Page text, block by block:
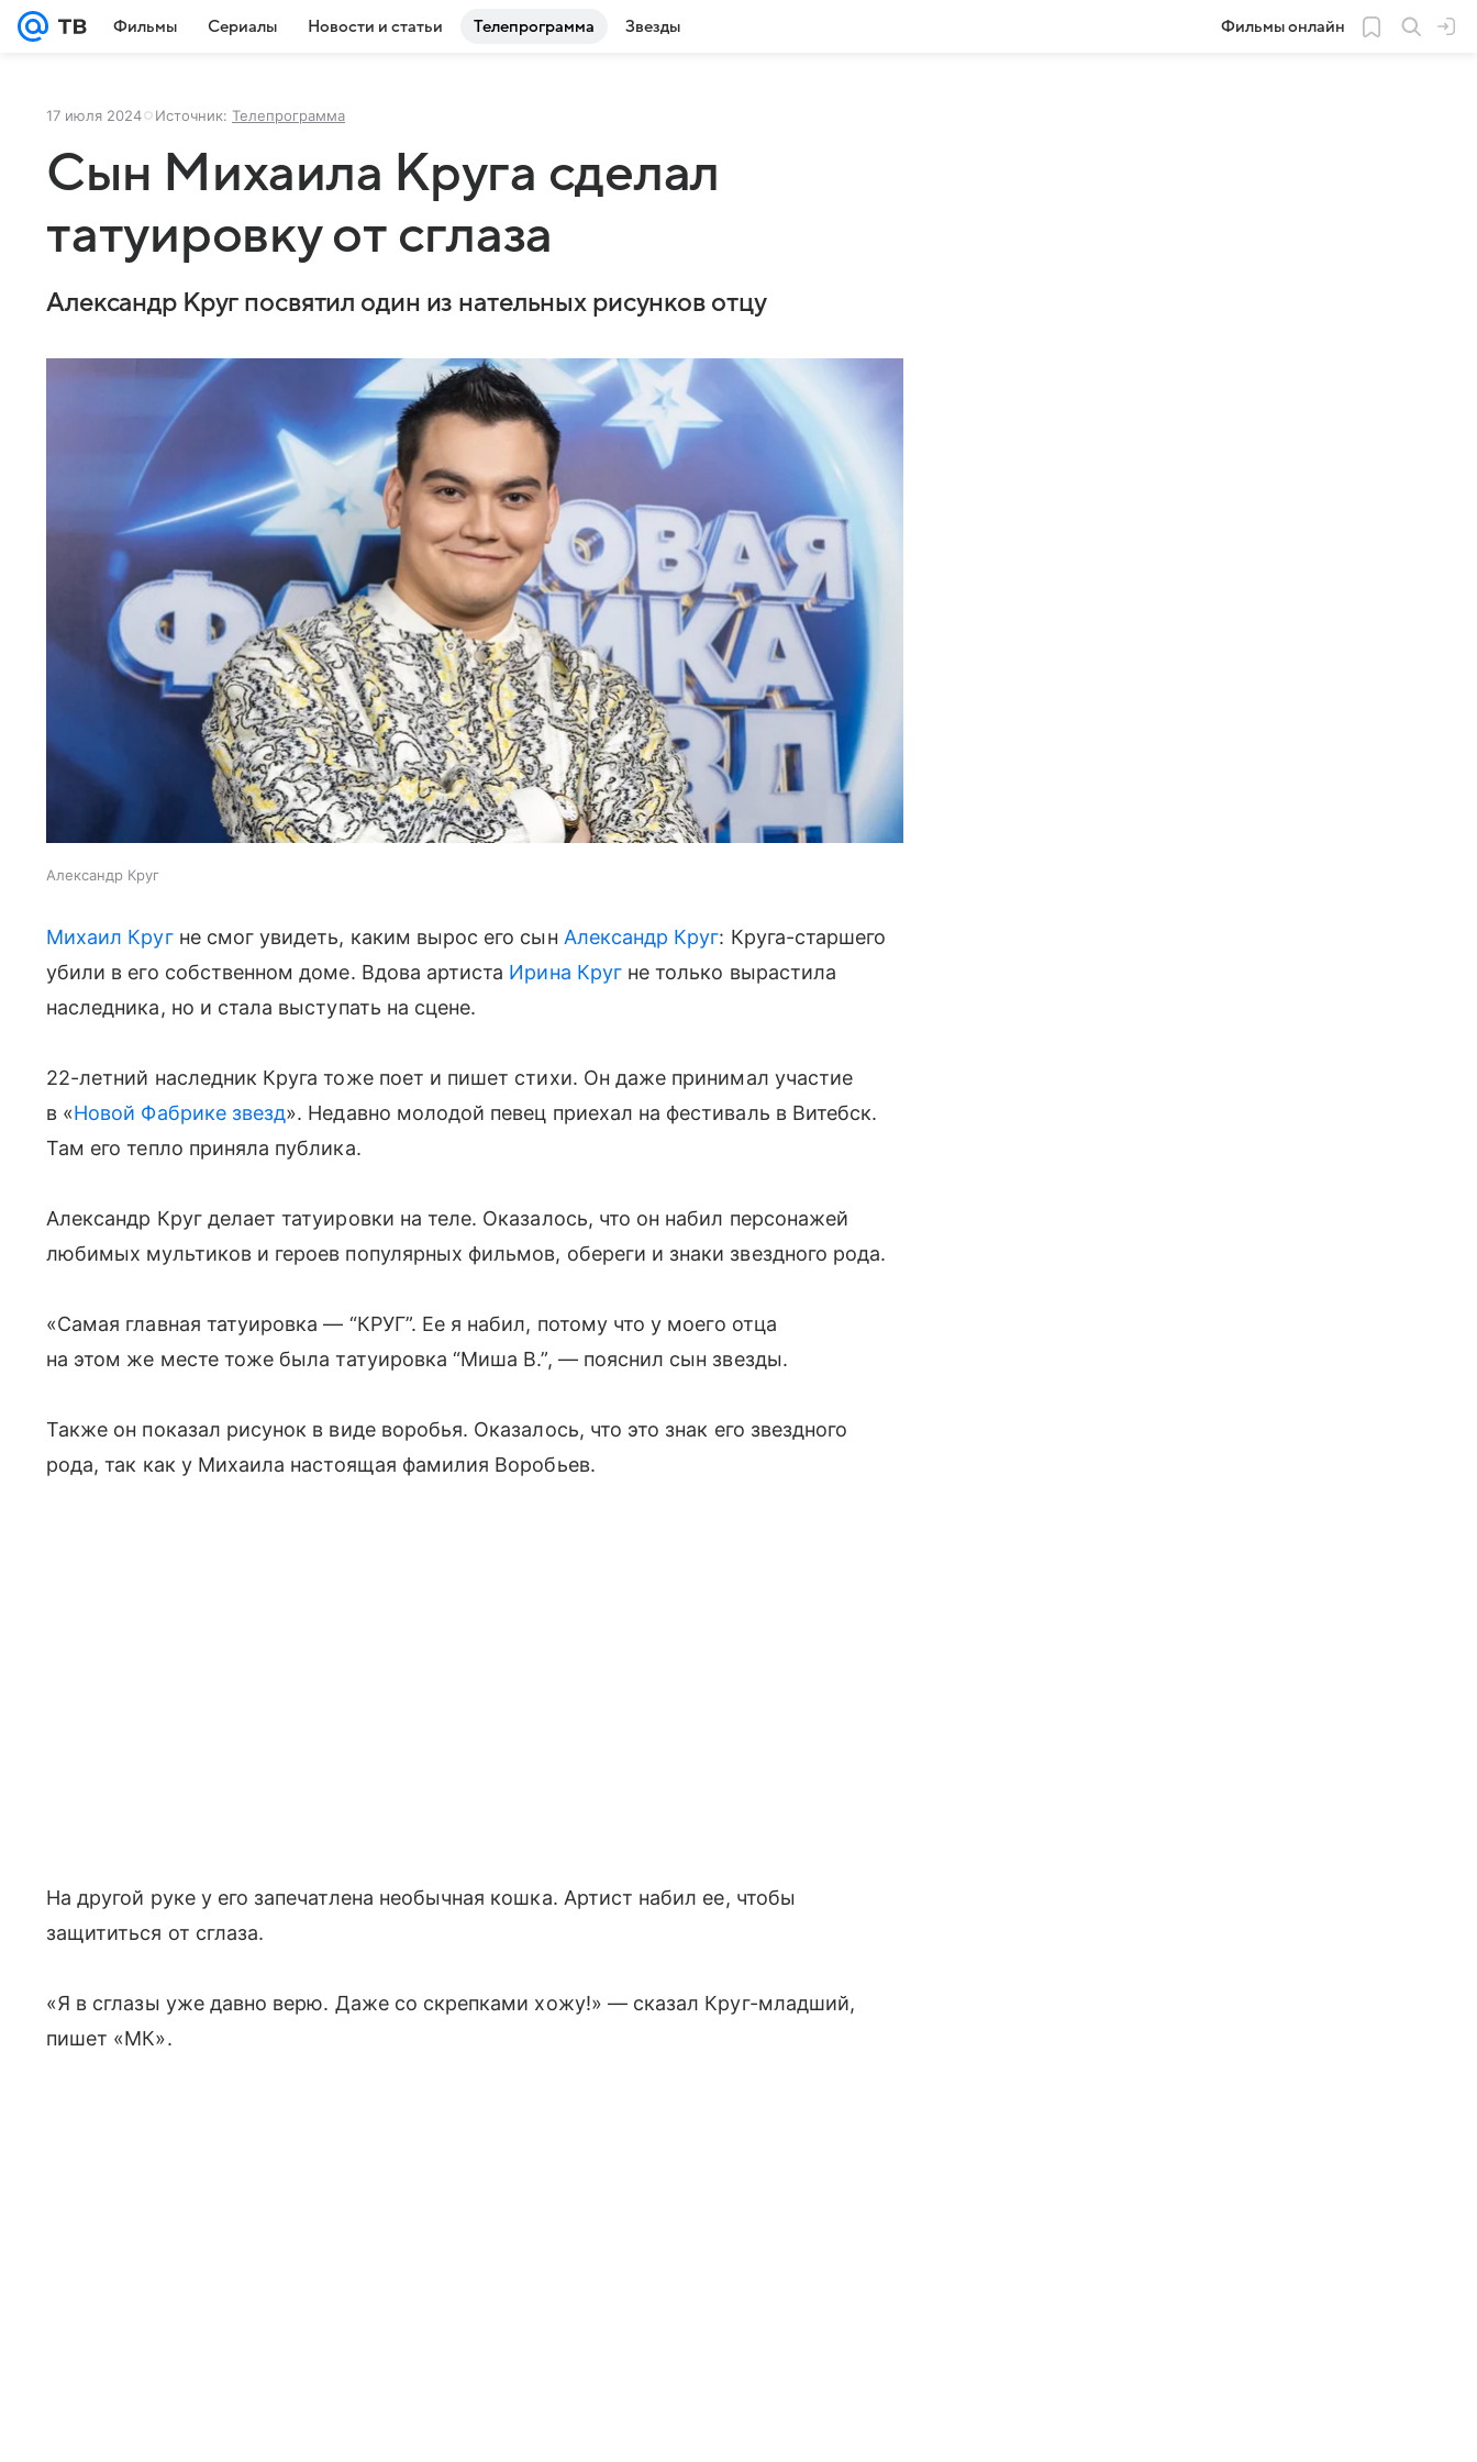
Фильмы Сериалы Новости и статьи Телепрограмма Звезды Фильмы онлайн
17 июля 2024 Источник: Телепрограмма
Сын Михаила Круга сделал
татуировку от сглаза
Александр Круг посвятил один из нательных рисунков отцу
Александр Круг
Михаил Кругне смог увидеть, каким вырос его сын Александр Круг: Круга-старшего
убили в его собственном доме. Вдова артиста Ирина Кругне только вырастила
наследника, но и стала выступать на сцене.
22-летний наследник Круга тоже поет и пишет стихи. Он даже принимал участие
в «Новой Фабрике звезд». Недавно молодой певец приехал на фестиваль в Витебск.
Там его тепло приняла публика.
Александр Круг делает татуировки на теле. Оказалось, что он набил персонажей
любимых мультиков и героев популярных фильмов, обереги и знаки звездного рода.
«Самая главная татуировка — “КРУГ”. Ее я набил, потому что у моего отца
на этом же месте тоже была татуировка “Миша В.”, — пояснил сын звезды.
Также он показал рисунок в виде воробья. Оказалось, что это знак его звездного
рода, так как у Михаила настоящая фамилия Воробьев.
На другой руке у его запечатлена необычная кошка. Артист набил ее, чтобы
защититься от сглаза.
«Я в сглазы уже давно верю. Даже со скрепками хожу!» — сказал Круг-младший,
пишет «МК».